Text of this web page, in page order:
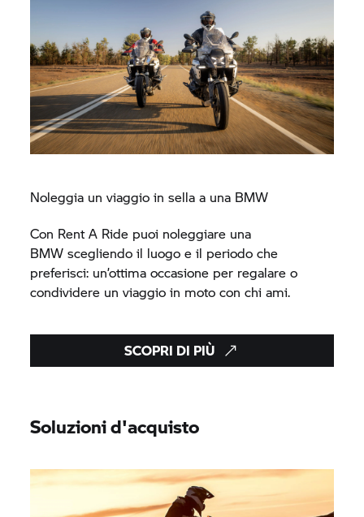
Noleggia un viaggio in sella a una BMW
Con Rent A Ride puoi noleggiare una
BMW scegliendo il luogo e il periodo che
preferisci: un’ottima occasione per regalare o
condividere un viaggio in moto con chi ami.
SCOPRI DI PIÙ
Soluzioni d'acquisto